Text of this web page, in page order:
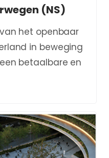
(NS)
het openbaar
in beweging
betaalbare en